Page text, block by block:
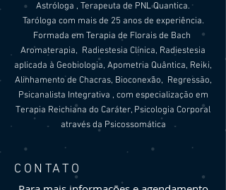
Astróloga , Terapeuta de PNL Quantica.
Taróloga com mais de 25 anos de experiência.
Formada em Terapia de Florais de Bach
Aromaterapia, Radiestesia Clínica, Radiestesia
aplicada à Geobiologia, Apometria Quântica, Reiki,
Alinhamento de Chacras, Bioconexão, Regressão,
Psicanalista Integrativa , com especialização em
Terapia Reichiana do Caráter, Psicologia Corporal
através da Psicossomática
CONTATO